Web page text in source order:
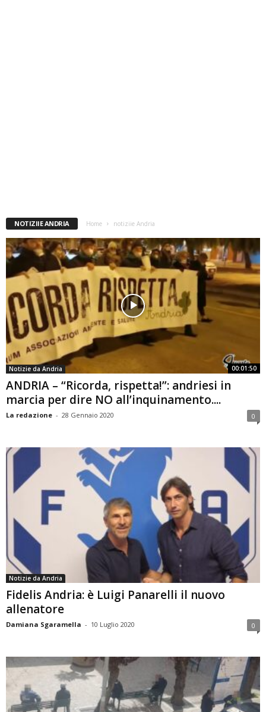
NOTIZIIE ANDRIA Home notiziie Andria
00:01:50
Notizie da Andria
ANDRIA – “Ricorda, rispetta!”: andriesi in
marcia per dire NO all’inquinamento....
La redazione - 28 Gennaio 2020 0
Notizie da Andria
Fidelis Andria: è Luigi Panarelli il nuovo
allenatore
Damiana Sgaramella - 10 Luglio 2020 0